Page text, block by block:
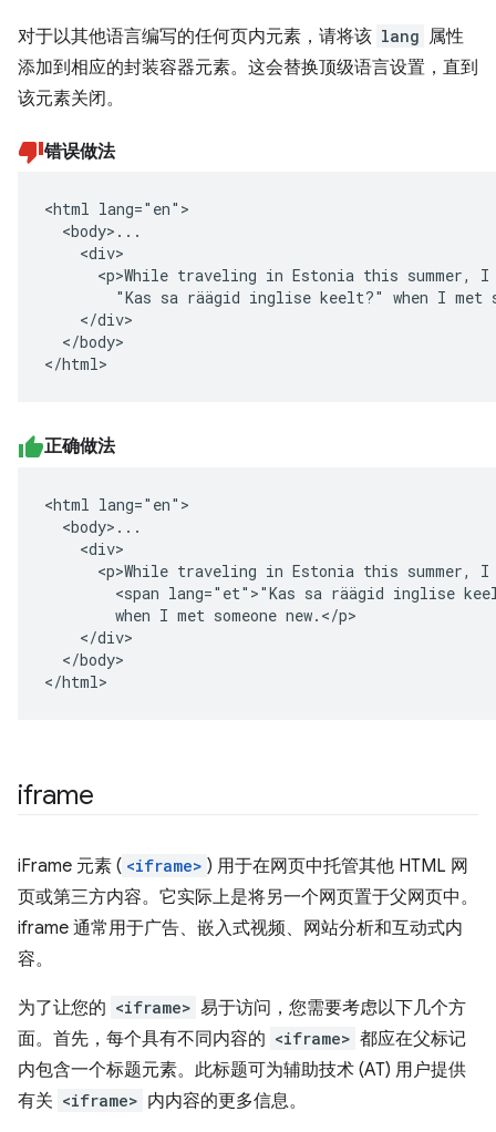
对于以其他语言编写的任何页内元素，请将该 lang 属性
添加到相应的封装容器元素。这会替换顶级语言设置，直到
该元素关闭。
错误做法
<html lang="en">
  <body>...
    <div>
<p>While traveling in Estonia this summer, I
"Kas sa räägid inglise keelt?" when I met
    </div>
  </body>
</html>
正确做法
<html lang="en">
  <body>...
    <div>
<p>While traveling in Estonia this summer, I
<span lang="et">"Kas sa räägid inglise
        when I met someone new.</p>
    </div>
  </body>
</html>
iframe
iFrame 元素 ( <iframe> ) 用于在网页中托管其他 HTML 网
页或第三方内容。它实际上是将另一个网页置于父网页中。
iframe 通常用于广告、嵌入式视频、网站分析和互动式内
容。
为了让您的 <iframe> 易于访问，您需要考虑以下几个方
面。首先，每个具有不同内容的 <iframe> 都应在父标记
内包含一个标题元素。此标题可为辅助技术 (AT) 用户提供
有关 <iframe> 内内容的更多信息。